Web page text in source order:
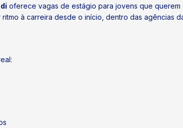
oferece vagas de estágio para jovens que
à carreira desde o início, dentro das agências